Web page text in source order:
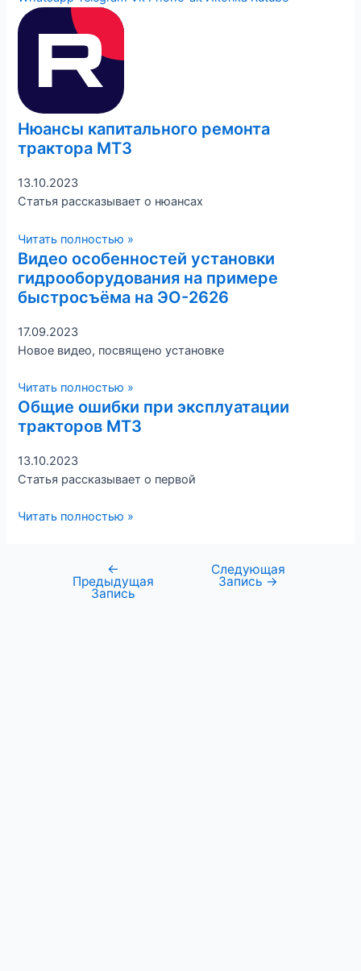
Нюансы капитального ремонта
трактора МТЗ
13.10.2023
Статья рассказывает о нюансах
Читать полностью »
Видео особенностей установки
гидрооборудования на примере
быстросъёма на ЭО-2626
17.09.2023
Новое видео, посвящено установке
Читать полностью »
Общие ошибки при эксплуатации
тракторов МТЗ
13.10.2023
Статья рассказывает о первой
Читать полностью »
←
Предыдущая
Запись
Следующая
Запись →